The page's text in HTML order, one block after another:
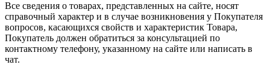
Все сведения о товарах, представленных на сайте, носят
справочный характер и в случае возникновения у Покупателя
вопросов, касающихся свойств и характеристик Товара,
Покупатель должен обратиться за консультацией по
контактному телефону, указанному на сайте или написать в
чат.